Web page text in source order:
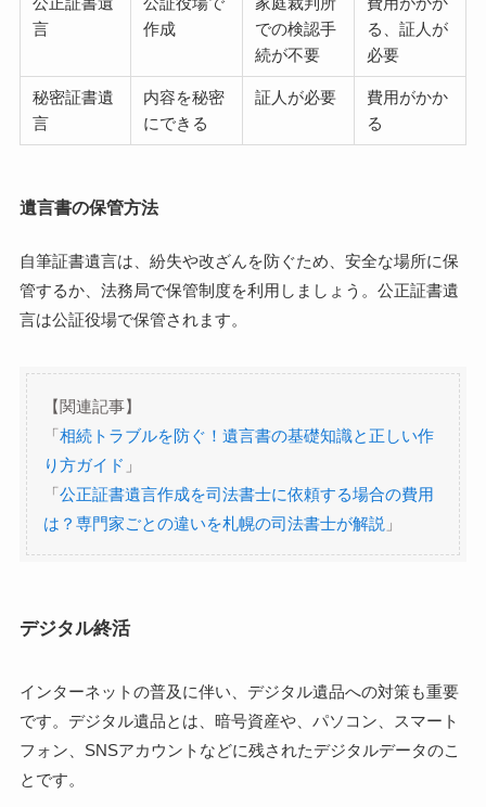
言
作成
での検認手
続が不要
る、証人が
必要
秘密証書遺
言
内容を秘密
にできる
証人が必要
費用がかか
る
遺言書の保管方法
自筆証書遺言は、紛失や改ざんを防ぐため、安全な場所に保
管するか、法務局で保管制度を利用しましょう。公正証書遺
言は公証役場で保管されます。
【関連記事】
「相続トラブルを防ぐ！遺言書の基礎知識と正しい作
り方ガイド 」
「公正証書遺言作成を司法書士に依頼する場合の費用
は？専門家ごとの違いを札幌の司法書士が解説 」
デジタル終活
インターネットの普及に伴い、デジタル遺品への対策も重要
です。デジタル遺品とは、暗号資産や、パソコン、スマート
フォン、SNSアカウントなどに残されたデジタルデータのこ
とです。